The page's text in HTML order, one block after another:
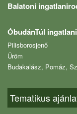
Balatoni
ÓbudánTúl
Pilisborosjenő
Üröm
Budakalász, Pomáz,
Tematikus